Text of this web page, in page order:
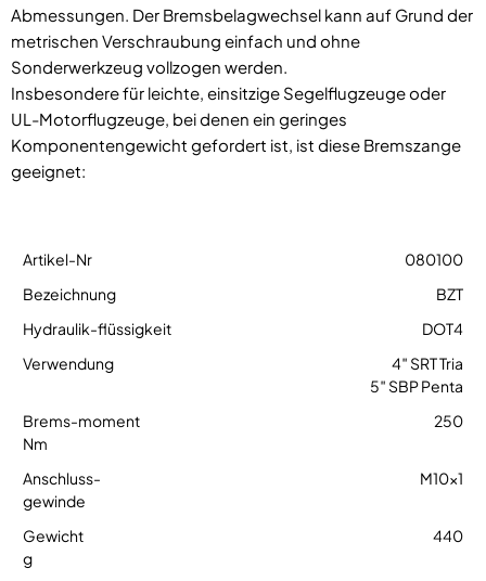
Abmessungen. Der Bremsbelagwechsel kann auf Grund der
metrischen Verschraubung einfach und ohne
Sonderwerkzeug vollzogen werden.
Insbesondere für leichte, einsitzige Segelflugzeuge oder
UL-Motorflugzeuge, bei denen ein geringes
Komponentengewicht gefordert ist, ist diese Bremszange
geeignet:
080100
BZT
DOT4
4″ SRT Tria
5″ SBP Penta
250
M10x1
440